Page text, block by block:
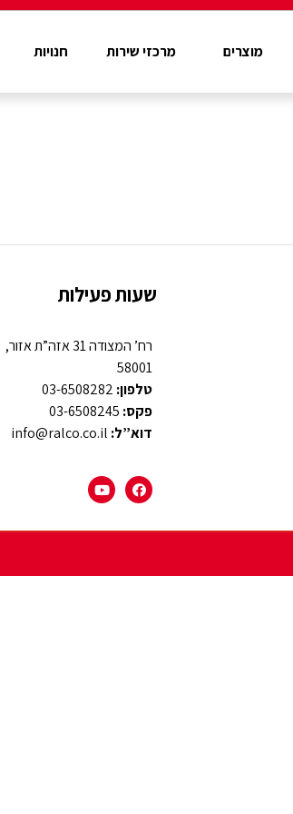
מוצרים מרכזי שירות חנויות
שעות פעילות
רח’ המצודה 31 אזה”ת אזור,
58001
טלפון:
פקס:
דוא”ל: